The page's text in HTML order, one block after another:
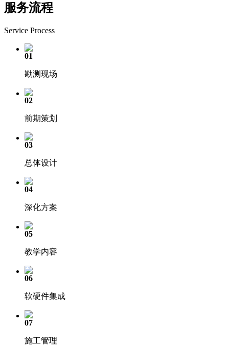
服务流程
Service Process
01
勘测现场
02
前期策划
03
总体设计
04
深化方案
05
教学内容
06
软硬件集成
07
施工管理